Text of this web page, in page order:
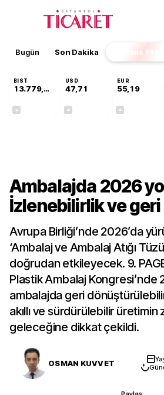
Bugün Son Dakika Finans
BIST
13.779,39
USD
47,71
EUR
55,19
Ambalajda 2026
İzlenebilirlik ve
Avrupa Birliği’nde 2026’da
‘Ambalaj ve Ambalaj Atığı
doğrudan etkileyecek. 9.
Plastik Ambalaj Kongresi’nde
ambalajda geri
akıllı ve sürdürülebilir üretimin
geleceğine dikkat çekildi.
OSMAN KUVVET